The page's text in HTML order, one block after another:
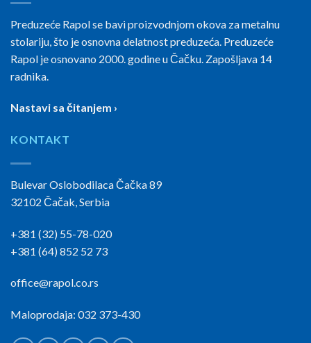
Preduzeće Rapol se bavi proizvodnjom okova za metalnu
stolariju, što je osnovna delatnost preduzeća. Preduzeće
Rapol je osnovano 2000. godine u Čačku. Zapošljava 14
radnika.
Nastavi sa čitanjem ›
KONTAKT
Bulevar Oslobodilaca Čačka 89
32102 Čačak, Serbia
+381 (32) 55-78-020
+381 (64) 852 52 73
office@rapol.co.rs
Maloprodaja: 032 373-430